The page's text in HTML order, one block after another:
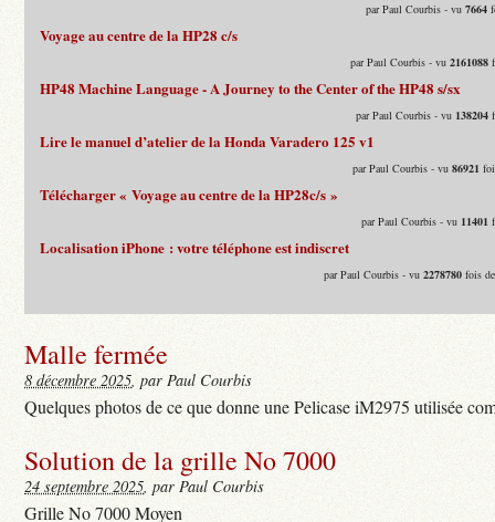
par Paul Courbis - vu7664
Voyage au centre de la HP28 c/s
par Paul Courbis - vu2161088
HP48 Machine Language - A Journey to the Center of the HP48 s/sx
par Paul Courbis - vu 138204
Lire le manuel d’atelier de la Honda Varadero 125 v1
par Paul Courbis - vu86921
Télécharger « Voyage au centre de la HP28c/s »
par Paul Courbis - vu 11401
Localisation iPhone : votre téléphone est indiscret
par Paul Courbis - vu2278780 fois
Malle fermée
8 décembre 2025, par Paul Courbis
Quelques photos de ce que donne une Pelicase iM2975 utilisée
Solution de la grille No 7000
24 septembre 2025, par Paul Courbis
Grille No 7000 Moyen